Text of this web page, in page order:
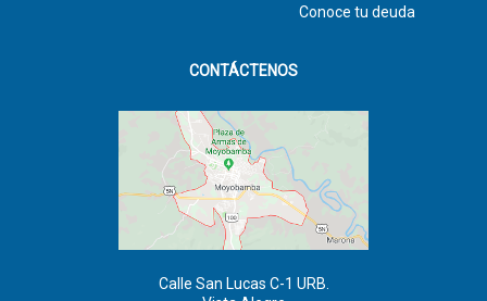
Conoce tu deuda
CONTÁCTENOS
Calle San Lucas C-1 URB.